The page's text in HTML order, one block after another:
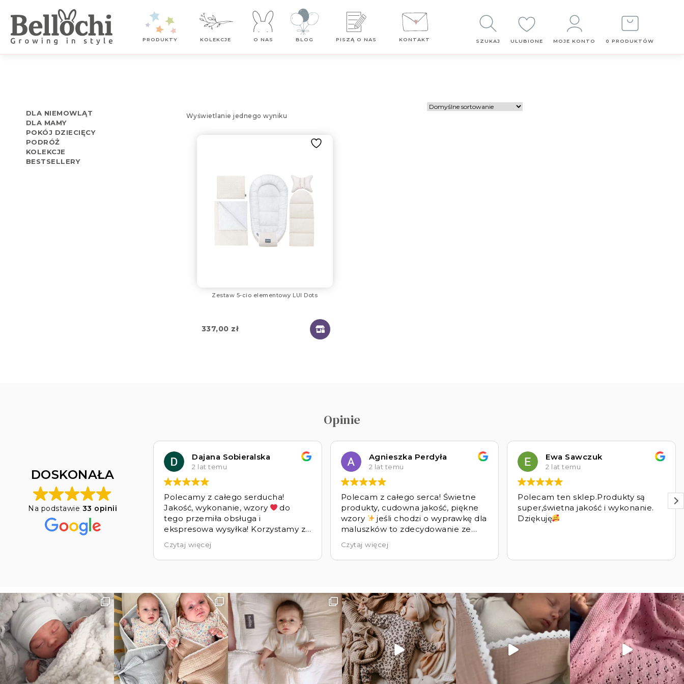
Darmowa dostawa od 99 zł
PRODUKTY KOLEKCJE O NAS BLOG PISZĄ O NAS KONTAKT SZUKAJ ULUBIONE MOJE KONTO 0 PRODUKTÓW
DLA NIEMOWLĄT
DLA MAMY
POKÓJ DZIECIĘCY
PODRÓŻ
KOLEKCJE
BESTSELLERY
Wyświetlanie jednego wyniku
Zestaw 5-cio elementowy LUI Dots
337,00 zł
Opinie
DOSKONAŁA
Na podstawie 33 opinii
Dajana Sobieralska
2 lat temu
Polecamy z całego serducha!
Jakość, wykonanie, wzory
do
tego przemiła obsługa i
ekspresowa wysyłka! Korzystamy z
Jesteśmy bardzo zadowoleni
Czytaj więcej
Agnieszka Perdyła
2 lat temu
Polecam z całego serca! Świetne
produkty, cudowna jakość, piękne
wzory
jeśli chodzi o wyprawkę dla
maluszków to zdecydowanie ze
Czytaj więcej
Ewa Sawczuk
2 lat temu
Polecam ten sklep.Produkty są
super,świetna jakość i wykonanie.
Dziękuję